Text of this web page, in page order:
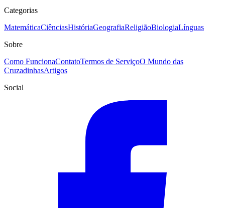
Categorias
MatemáticaCiênciasHistóriaGeografiaReligiãoBiologiaLínguas
Sobre
Como FuncionaContatoTermos de ServiçoO Mundo das
CruzadinhasArtigos
Social